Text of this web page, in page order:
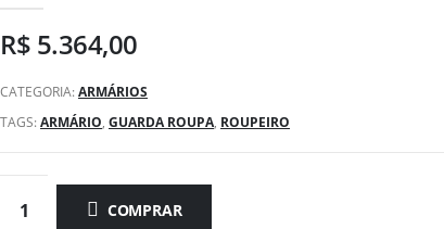
R$ 5.364,00
CATEGORIA:ARMÁRIOS
TAGS:ARMÁRIO, GUARDA ROUPA, ROUPEIRO
COMPRAR